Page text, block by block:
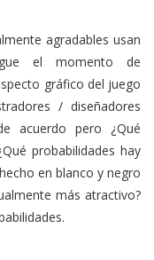
agradables usan
el momento de
gráfico del juego
/ diseñadores
acuerdo pero ¿Qué
probabilidades hay
en blanco y negro
más atractivo?